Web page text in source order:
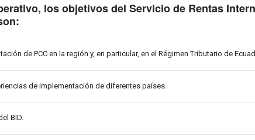
los objetivos del Servicio de Rentas
de PCC en la región y, en particular, en el Régimen Tributario de
de implementación de diferentes países.
BID.